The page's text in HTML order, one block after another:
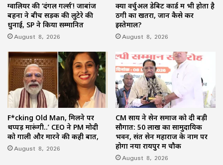
ग्वालियर की ‘दंगल गर्ल्स’! जाबांज
बहनों ने बीच सड़क की लुटेरे की
धुनाई, SP ने किया सम्मानित
August 8, 2026
क्या वर्चुअल डेबिट कार्ड में भी होता है
ठगी का खतरा, जानें कैसे करें
इस्तेमाल?
August 8, 2026
F*cking Old Man, मिलने पर
थप्पड़ मारूंगी..’ CEO ने PM मोदी
को गाली और मारने की कही बात,
August 8, 2026
CM साय ने सेन समाज को दी बड़ी
सौगात: 50 लाख का सामुदायिक
भवन, संत सेन महाराज के नाम पर
होगा नया रायपुर में चौक
August 8, 2026